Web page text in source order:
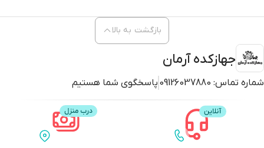
جهازکده آرمان
شماره تماس: 09126037880 پاسخگوی شما هستیم
بازگشت به بالا